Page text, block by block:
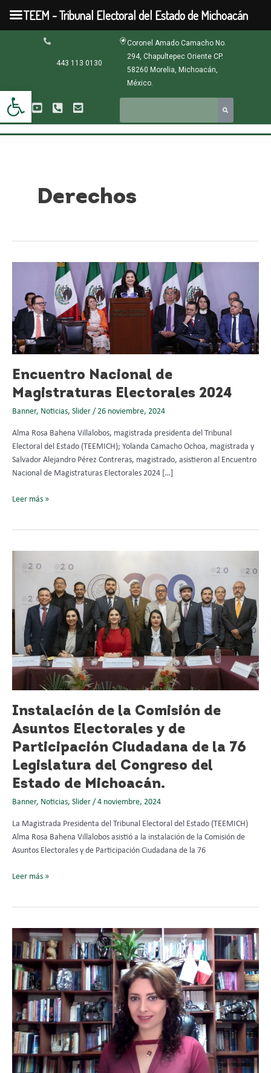
Abrir barra de herramientas
contenido
443 113 0130
Coronel Amado Camacho No.
294, Chapultepec Oriente CP.
58260 Morelia, Michoacán,
México.
Derechos
Encuentro Nacional de
Magistraturas Electorales 2024
Banner, Noticias, Slider / 26 noviembre, 2024
Alma Rosa Bahena Villalobos, magistrada presidenta del Tribunal
Electoral del Estado (TEEMICH); Yolanda Camacho Ochoa, magistrada y
Salvador Alejandro Pérez Contreras, magistrado, asistieron al Encuentro
Nacional de Magistraturas Electorales 2024 […]
Magistraturas
Electorales
2024
Leer más »
Instalación de la Comisión de
Asuntos Electorales y de
Participación Ciudadana de la 76
Legislatura del Congreso del
Estado de Michoacán.
Banner, Noticias, Slider / 4 noviembre, 2024
La Magistrada Presidenta del Tribunal Electoral del Estado (TEEMICH)
Alma Rosa Bahena Villalobos asistió a la instalación de la Comisión de
Asuntos Electorales y de Participación Ciudadana de la 76
Comisión
de
Asuntos
Electorales
de
Participación
Ciudadana
de
la
76
Legislatura
Congreso
del
Michoacán.
Leer más »
Participa
Yurisha
Andrade
en
REVISTA
Der-
Hechos
Paginación
TEEM - Tribunal Electoral del Estado de Michoacán